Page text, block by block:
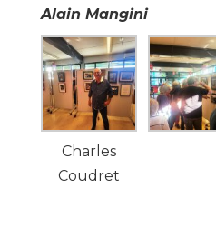
Alain Mangini
Charles
Coudret